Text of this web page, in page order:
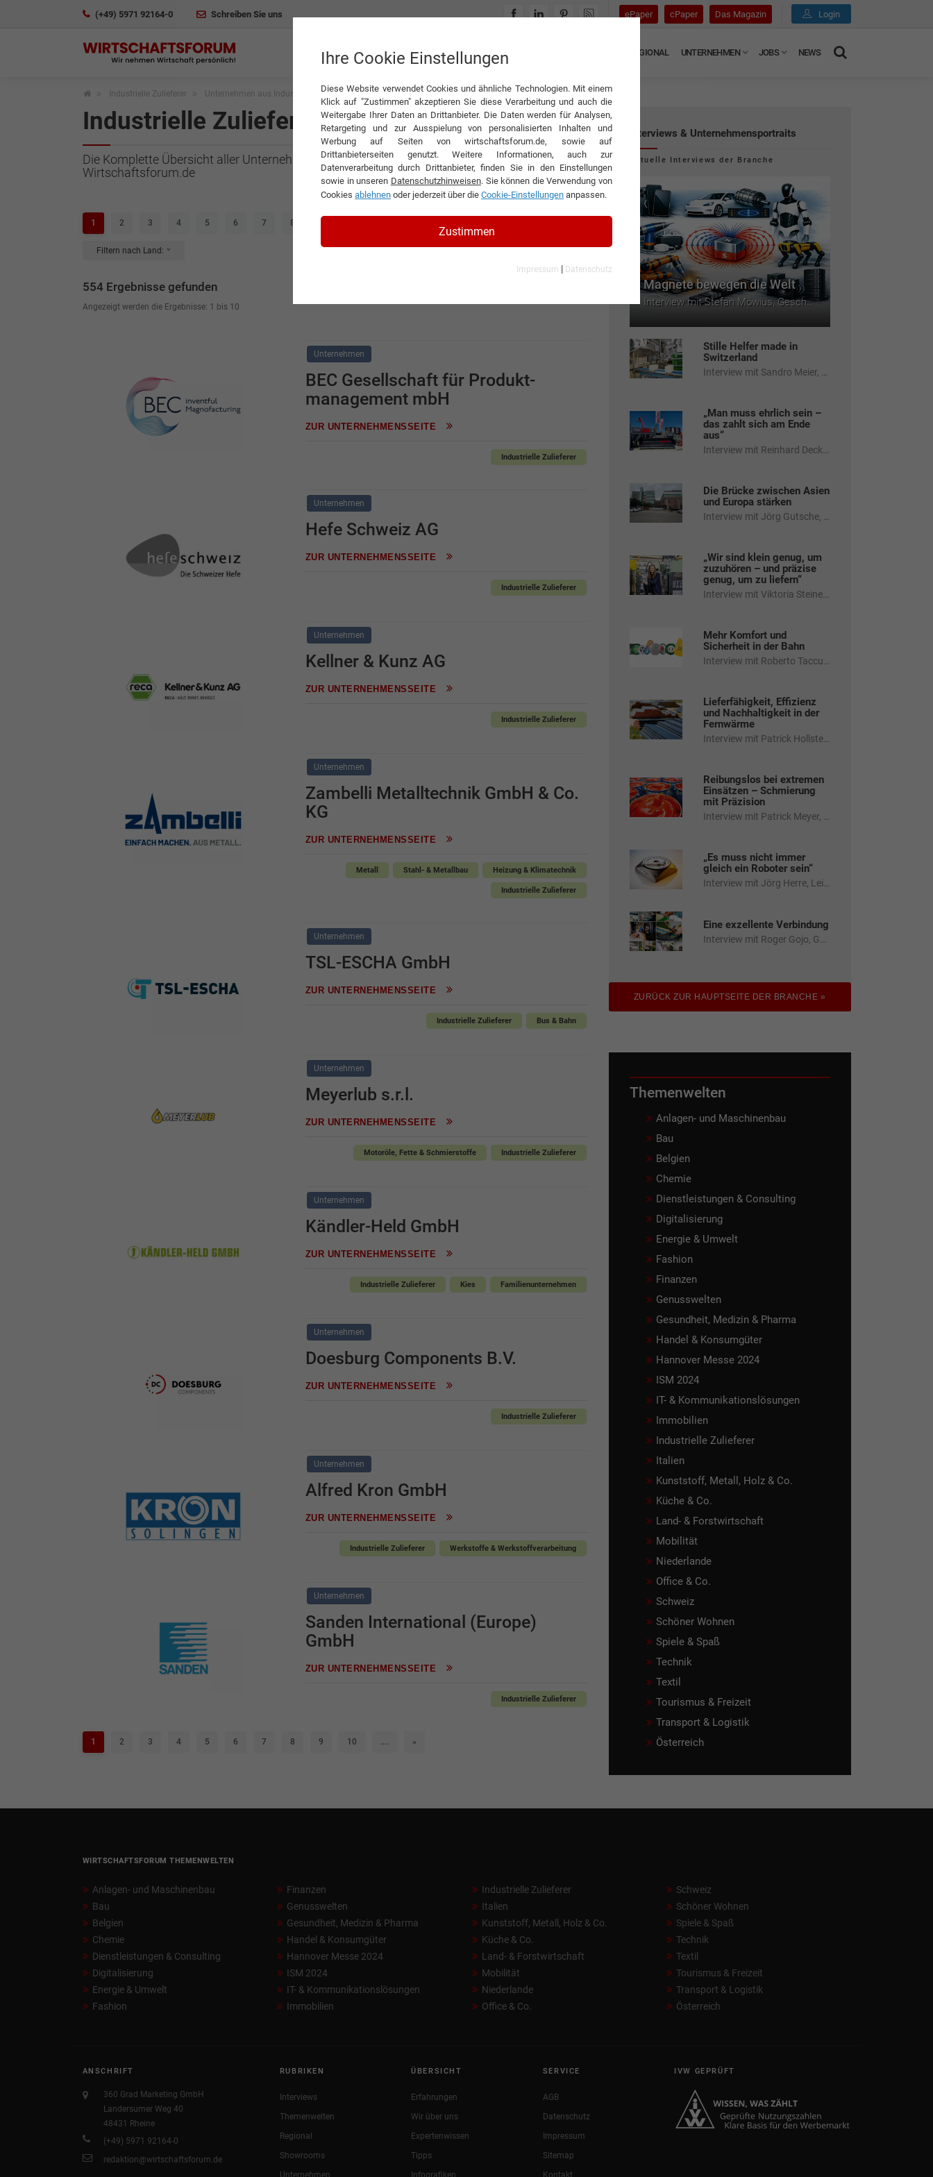
(+49) 5971 92164-0 Schreiben Sie uns ePaper cPaper Das Magazin Login
INTERVIEWS REGIONAL UNTERNEHMEN JOBS NEWS
Industrielle Zulieferer Unternehmen aus Industrielle Zulieferer
Industrielle Zulieferer
Die Komplette Übersicht aller Unternehmen der Branche Industrielle Zulieferer auf
Wirtschaftsforum.de
1 2 3 4 5 6 7 8
Filtern nach Land:
554 Ergebnisse gefunden
Angezeigt werden die Ergebnisse: 1 bis 10
Unternehmen
BEC Gesellschaft für ­Produkt­
management mbH
ZUR UNTERNEHMENSSEITE
Industrielle Zulieferer
Unternehmen
Hefe Schweiz AG
ZUR UNTERNEHMENSSEITE
Industrielle Zulieferer
Unternehmen
Kellner & Kunz AG
ZUR UNTERNEHMENSSEITE
Industrielle Zulieferer
Unternehmen
Zambelli Metalltechnik GmbH & Co.
KG
ZUR UNTERNEHMENSSEITE
Metall Stahl- & Metallbau Heizung & Klimatechnik
Industrielle Zulieferer
Unternehmen
TSL-ESCHA GmbH
ZUR UNTERNEHMENSSEITE
Industrielle Zulieferer Bus & Bahn
Unternehmen
Meyerlub s.r.l.
ZUR UNTERNEHMENSSEITE
Motoröle, Fette & Schmierstoffe Industrielle Zulieferer
Unternehmen
Kändler-Held GmbH
ZUR UNTERNEHMENSSEITE
Industrielle Zulieferer Kies Familienunternehmen
Unternehmen
Doesburg Components B.V.
ZUR UNTERNEHMENSSEITE
Industrielle Zulieferer
Unternehmen
Alfred Kron GmbH
ZUR UNTERNEHMENSSEITE
Industrielle Zulieferer Werkstoffe & Werkstoffverarbeitung
Unternehmen
Sanden International (Europe)
GmbH
ZUR UNTERNEHMENSSEITE
Industrielle Zulieferer
1 2 3 4 5 6 7 8 9 10 .... »
Interviews & Unternehmensportraits
Aktuelle Interviews der Branche
Magnete bewegen die Welt
Interview mit Stefan Möwius, Geschäftsführer der BEC Gesellschaft für ­Produktmanagement mbH
Stille Helfer made in
Switzerland
„Man muss ehrlich sein –
das zahlt sich am Ende
aus“
Die Brücke zwischen Asien
und Europa stärken
„Wir sind klein genug, um
zuzuhören – und präzise
genug, um zu liefern“
Interview mit Viktoria Steiner, Geschäftsführerin der raro plastics GmbH
Mehr Komfort und
Sicherheit in der Bahn
Lieferfähigkeit, Effizienz
und Nachhaltigkeit in der
Fernwärme
Interview mit Patrick Hollstein, Product Application Manager der LOGSTOR Deutschland GmbH
Reibungslos bei extremen
Einsätzen – Schmierung
mit Präzision
„Es muss nicht immer
gleich ein Roboter sein“
Eine exzellente Verbindung
ZURÜCK ZUR HAUPTSEITE DER BRANCHE »
Themenwelten
Anlagen- und Maschinenbau
Bau
Belgien
Chemie
Dienstleistungen & Consulting
Digitalisierung
Energie & Umwelt
Fashion
Finanzen
Genusswelten
Gesundheit, Medizin & Pharma
Handel & Konsumgüter
Hannover Messe 2024
ISM 2024
IT- & Kommunikationslösungen
Immobilien
Industrielle Zulieferer
Italien
Kunststoff, Metall, Holz & Co.
Küche & Co.
Land- & Forstwirtschaft
Mobilität
Niederlande
Office & Co.
Schweiz
Schöner Wohnen
Spiele & Spaß
Technik
Textil
Tourismus & Freizeit
Transport & Logistik
Österreich
WIRTSCHAFTSFORUM THEMENWELTEN
Anlagen- und Maschinenbau
Bau
Belgien
Chemie
Dienstleistungen & Consulting
Digitalisierung
Energie & Umwelt
Fashion
Finanzen
Genusswelten
Gesundheit, Medizin & Pharma
Handel & Konsumgüter
Hannover Messe 2024
ISM 2024
IT- & Kommunikationslösungen
Immobilien
Industrielle Zulieferer
Italien
Kunststoff, Metall, Holz & Co.
Küche & Co.
Land- & Forstwirtschaft
Mobilität
Niederlande
Office & Co.
Schweiz
Schöner Wohnen
Spiele & Spaß
Technik
Textil
Tourismus & Freizeit
Transport & Logistik
Österreich
ANSCHRIFT
360 Grad Marketing GmbH
Landersumer Weg 40
48431 Rheine
(+49) 5971 92164-0
redaktion@wirtschaftsforum.de
RUBRIKEN
Interviews
Themenwelten
Regional
Showrooms
Unternehmen
ÜBERSICHT
Erfahrungen
Wir über uns
Expertenwissen
Tipps
Infografiken
SERVICE
AGB
Datenschutz
Impressum
Sitemap
Kontakt
IVW GEPRÜFT
Ihre Cookie Einstellungen
Diese Website verwendet Cookies und ähnliche Technologien. Mit einem
Klick auf "Zustimmen" akzeptieren Sie diese Verarbeitung und auch die
Weitergabe Ihrer Daten an Drittanbieter. Die Daten werden für Analysen,
Retargeting und zur Ausspielung von personalisierten Inhalten und
Werbung auf Seiten von wirtschaftsforum.de, sowie auf
Drittanbieterseiten genutzt. Weitere Informationen, auch zur
Datenverarbeitung durch Drittanbieter, finden Sie in den Einstellungen
sowie in unseren Datenschutzhinweisen. Sie können die Verwendung von
Cookies ablehnen oder jederzeit über die Cookie-Einstellungen anpassen.
Zustimmen
Impressum | Datenschutz